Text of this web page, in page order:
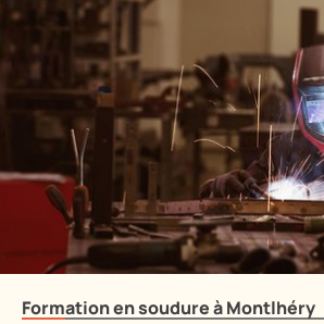
Formation en soudure à Montlhéry